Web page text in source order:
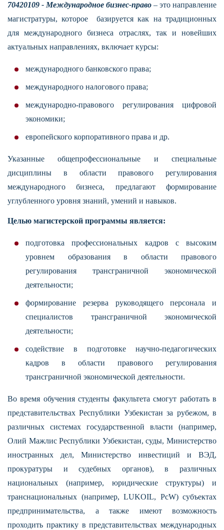
70420109 - Международное бизнес-право – это направление
магистратуры, которое базируется как на традиционных
для международного бизнеса отраслях, так и новейших
актуальных направлениях, включает курсы:
международного банковского права;
международного налогового права;
международно-правового регулирования цифровой
экономики;
европейского корпоративного права и др.
Указанные общепрофессиональные и специальные
дисциплины в области правового регулирования
международного бизнеса, предлагают формирование
углубленного уровня знаний, умений и навыков.
Целью магистерской программы является:
подготовка профессиональных кадров с высоким
уровнем образования в области правового
регулирования трансграничной экономической
деятельности;
формирование резерва руководящего персонала и
специалистов трансграничной экономической
деятельности;
содействие в подготовке научно-педагогических
кадров в области правового регулирования
трансграничной экономической деятельности.
Во время обучения студенты факультета смогут работать в
представительствах Республики Узбекистан за рубежом, в
различных системах государственной власти (например,
Олий Мажлис Республики Узбекистан, суды, Министерство
иностранных дел, Министерство инвестиций и ВЭД,
прокуратуры и судебных органов), в различных
национальных (например, юридические структуры) и
транснациональных (например, LUKOIL, PcW) субъектах
предпринимательства, а также имеют возможность
проходить практику в представительствах международных